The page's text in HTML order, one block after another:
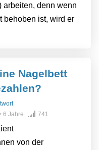
arbeiten, denn wenn
behoben ist, wird er
Nagelbett
6 Jahre 741
von der